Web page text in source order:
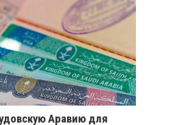
Аравию для